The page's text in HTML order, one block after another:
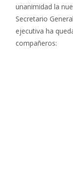
unanimidad la
Secretario
ejecutiva ha
compañeros: